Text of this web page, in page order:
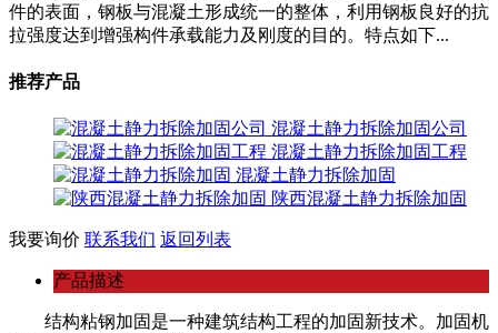
件的表面，钢板与混凝土形成统一的整体，利用钢板良好的抗
拉强度达到增强构件承载能力及刚度的目的。特点如下...
推荐产品
混凝土静力拆除加固公司
混凝土静力拆除加固工程
混凝土静力拆除加固
陕西混凝土静力拆除加固
我要询价 联系我们 返回列表
产品描述
结构粘钢加固是一种建筑结构工程的加固新技术。加固机